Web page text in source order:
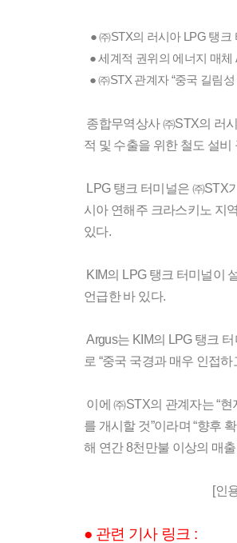
● ㈜STX의 러시아 LPG 탱
● 세계적 권위의 에너지 매체
● ㈜STX 관계자 “중국 길림
종합무역상사 ㈜STX의 러
적 및 수출을 위한 철도 설
LPG 탱크 터미널은 ㈜STX
시아 연해주 크라스키노 지
있다.
KIM의 LPG 탱크 터미널이
언급한 바 있다.
Argus는 KIM의 LPG 탱크
로 “중국 국경과 매우 인접
이에 ㈜STX의 관계자는 “
를 개시할 것”이라며 “향후
해 연간 8천만불 이상의 매
[인용 기사 출
● 관련 기사 링크 :